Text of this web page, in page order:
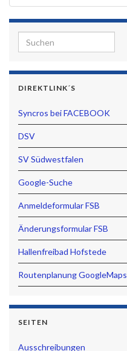
Search for:
DIREKTLINK´S
Syncros bei FACEBOOK
DSV
SV Südwestfalen
Google-Suche
Anmeldeformular FSB
Änderungsformular FSB
Hallenfreibad Hofstede
Routenplanung GoogleMaps
SEITEN
Ausschreibungen